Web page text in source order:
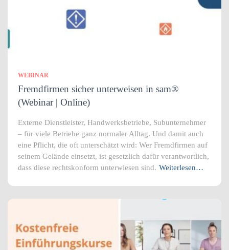
WEBINAR
Fremdfirmen sicher unterweisen in sam®
(Webinar | Online)
Externe Dienstleister, Handwerksbetriebe, Subunternehmer
– für viele Betriebe ganz normaler Alltag. Und damit auch
eine Pflicht, die oft unterschätzt wird: Wer Fremdfirmen auf
seinem Gelände einsetzt, ist gesetzlich dafür verantwortlich,
dass diese rechtskonform unterwiesen sind. Weiterlesen…